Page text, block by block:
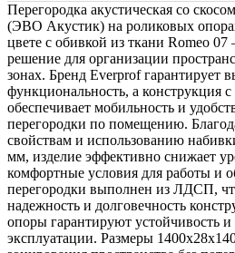
Перегородка акустическая со
(ЭВО Акустик) на роликовых
цвете с обивкой из ткани Romeo
решение для организации
зонах. Бренд Everprof гарантирует
функциональность, а конструкция
обеспечивает мобильность и
перегородки по помещению.
свойствам и использованию
мм, изделие эффективно снижает
комфортные условия для работы и
перегородки выполнен из ЛДСП,
надежность и долговечность
опоры гарантируют устойчивость и
эксплуатации. Размеры